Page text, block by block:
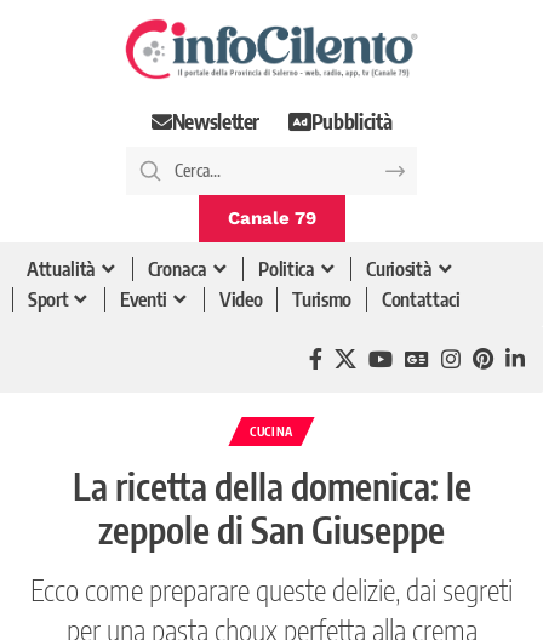
Newsletter Pubblicità
Canale 79
Attualità Cronaca Politica
Curiosità
Sport
Eventi Video Turismo Contattaci
CUCINA
La ricetta della domenica: le
zeppole di San Giuseppe
Ecco come preparare queste delizie, dai segreti
per una pasta choux perfetta alla crema